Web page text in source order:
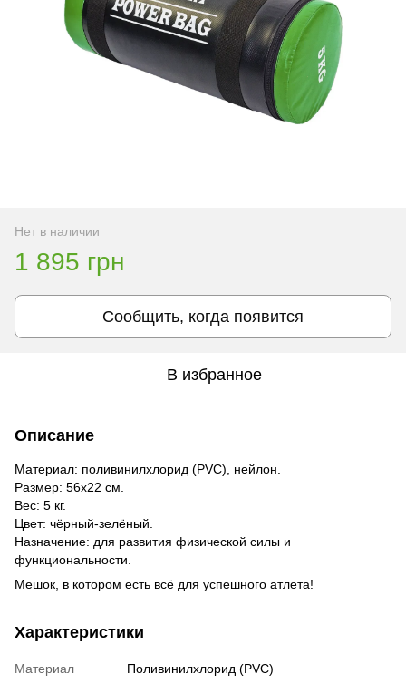
Нет в наличии
1 895 грн
Сообщить, когда появится
В избранное
Описание
Материал: поливинилхлорид (PVC), нейлон.
Размер: 56x22 см.
Вес: 5 кг.
Цвет: чёрный-зелёный.
Назначение: для развития физической силы и
функциональности.
Мешок, в котором есть всё для успешного атлета!
Характеристики
Материал
Поливинилхлорид (PVC)